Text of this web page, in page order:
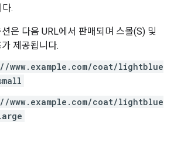
.
은 다음 URL에서 판매되며 스몰(S) 및
제공됩니다.
www.example.com/coat/lightblue
www.example.com/coat/lightblue